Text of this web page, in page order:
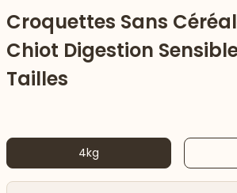
vers le bas
Croquettes Sans
Chiot Digestion
Tailles
4kg